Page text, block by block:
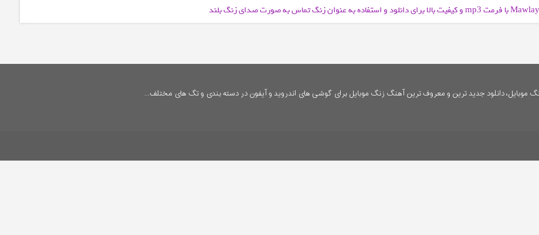
mp3 و کیفیت بالا برای دانلود و استفاده به عنوان زنگ تماس به صورت صدای زنگ بلند
موبایل، دانلود جدید ترین و معروف ترین آهنگ زنگ موبایل برای گوشی های اندروید و آیفون در دسته بندی و تگ های مختلف...